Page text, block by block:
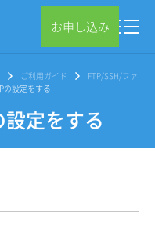
お申し込み
ご利用ガイド
FTP/SSH/ファ
の設定をする
定をする